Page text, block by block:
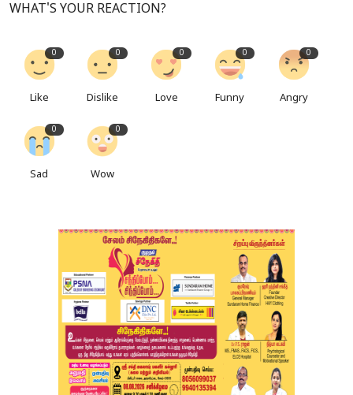
WHAT'S YOUR REACTION?
0
Like
0
Dislike
0
Love
0
Funny
0
Angry
0
Sad
0
Wow